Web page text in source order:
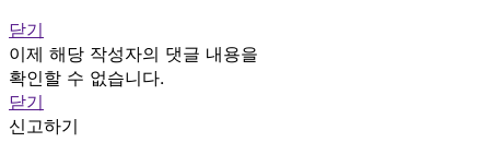
닫기
이제 해당 작성자의 댓글 내용을
확인할 수 없습니다.
닫기
신고하기